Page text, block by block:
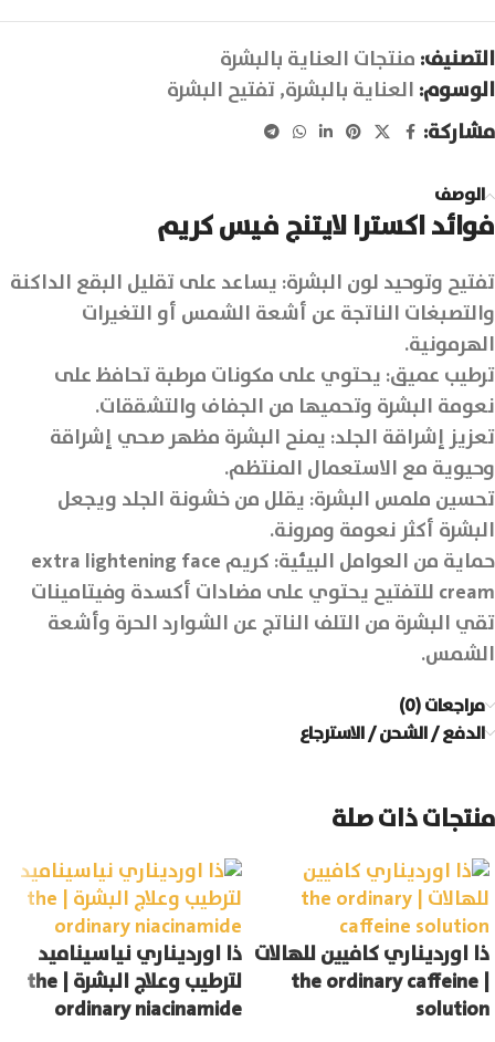
التصنيف: منتجات العناية بالبشرة
الوسوم: العناية بالبشرة,تفتيح البشرة
مشاركة:
الوصف
فوائد اكسترا لايتنج فيس كريم
تفتيح وتوحيد لون البشرة: يساعد على تقليل البقع الداكنة
والتصبغات الناتجة عن أشعة الشمس أو التغيرات
الهرمونية.
ترطيب عميق: يحتوي على مكونات مرطبة تحافظ على
نعومة البشرة وتحميها من الجفاف والتشققات.
تعزيز إشراقة الجلد: يمنح البشرة مظهر صحي إشراقة
وحيوية مع الاستعمال المنتظم.
تحسين ملمس البشرة: يقلل من خشونة الجلد ويجعل
البشرة أكثر نعومة ومرونة.
حماية من العوامل البيئية: كريم extra lightening face
cream للتفتيح يحتوي على مضادات أكسدة وفيتامينات
تقي البشرة من التلف الناتج عن الشوارد الحرة وأشعة
الشمس.
مراجعات (0)
الدفع / الشحن / الاسترجاع
منتجات ذات صلة
ذا اورديناري كافيين للهالات
| the ordinary caffeine
solution
ذا اورديناري نياسيناميد
لترطيب وعلاج البشرة | the
ordinary niacinamide